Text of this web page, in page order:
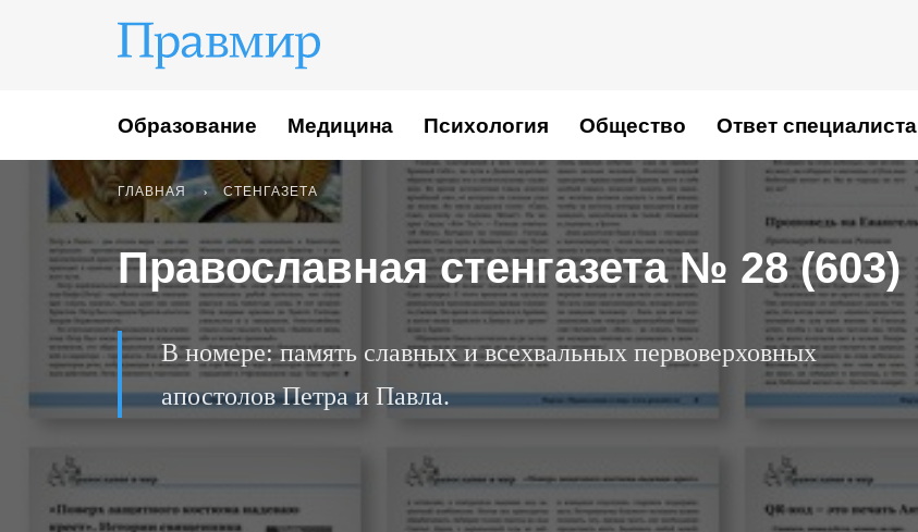
Образование Медицина Психология Общество Ответ специалиста
ГЛАВНАЯ СТЕНГАЗЕТА
Православная стенгазета № 28 (603)
В номере: память славных и всехвальных первоверховных
апостолов Петра и Павла.